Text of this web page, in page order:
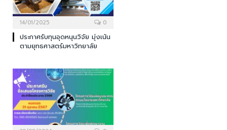
14/01/2025 0
ประกาศรับทุนอุดหนุนวิจัย มุ่งเน้น
ตามยุทธศาสตร์มหาวิทยาลัย